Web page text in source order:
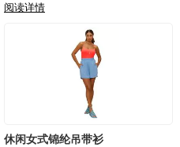
可选颜色：黑色，粉红色，橙色
阅读详情
休闲女式锦纶吊带衫